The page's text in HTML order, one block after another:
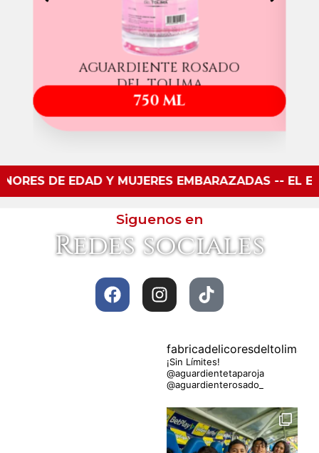
AGUARDIENTE ROSADO
DEL TOLIMA
750 ML
Y MUJERES EMBARAZADAS -- EL
Siguenos en
Redes sociales
F
a
I
n
a
g
a
m
T
i
o
k
fabricadelicoresdeltolima
¡Sin Límites!
@aguardientetaparoja
@aguardienterosado_